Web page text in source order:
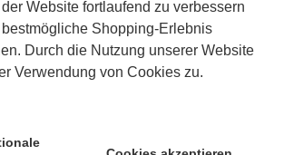
Website fortlaufend zu verbessern
Shopping-Erlebnis
Durch die Nutzung unserer Website
Verwendung von Cookies zu.
2026 CopyrightAosom.de.